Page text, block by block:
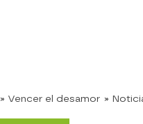
» Vencer el desamor »